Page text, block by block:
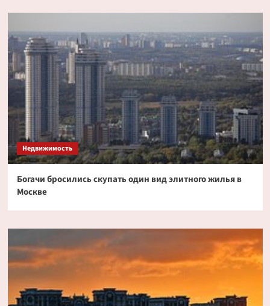
Недвижимость
Богачи бросились скупать один вид элитного жилья в
Москве